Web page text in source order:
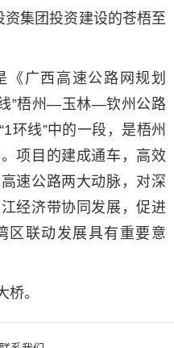
集团投资建设的苍梧至
广西高速公路网规划
”梧州—玉林—钦州公路
环线”中的一段，是梧州
项目的建成通车，高效
速公路两大动脉，对深
经济带协同发展，促进
区联动发展具有重要意
桥。